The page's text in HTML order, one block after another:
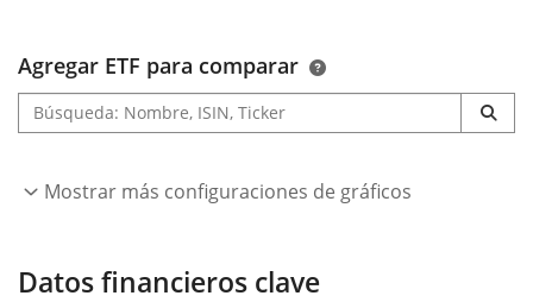
Agregar ETF para comparar
Mostrar más configuraciones de gráficos
Datos financieros clave